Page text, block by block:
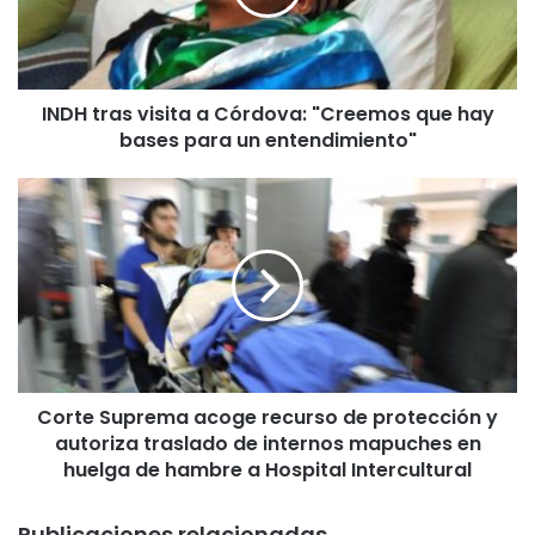
a
s
v
t
a
a
ó
INDH tras visita a Córdova: "Creemos que hay
bases para un entendimiento"
C
o
r
S
r
Corte Suprema acoge recurso de protección y
autoriza traslado de internos mapuches en
huelga de hambre a Hospital Intercultural